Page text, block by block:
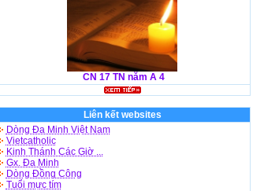
CN 17 TN năm A 4
Liên kết websites
Dòng Đa Minh Việt Nam
Vietcatholic
Kinh Thánh Các Giờ ...
Gx. Đa Minh
Dòng Đồng Công
Tuổi mực tím